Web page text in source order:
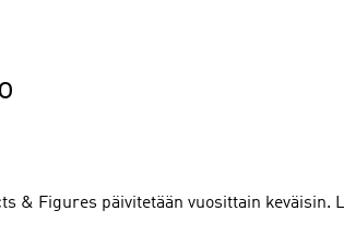
& Figures päivitetään vuosittain keväisin.